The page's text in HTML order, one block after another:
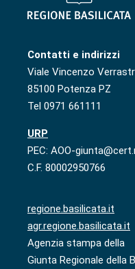
Contatti e indirizzi
Viale Vincenzo
85100 Potenza PZ
Tel 0971 661111
URP
PEC: AOO-
C.F. 80002950766
regione.basilicata.it
agr.regione.basilicata.it
Agenzia stampa della
Giunta Regionale della